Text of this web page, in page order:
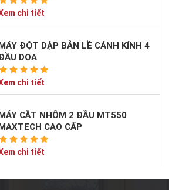
chi tiết
ĐỘT DẬP BẢN LỀ CÁNH KÍNH 4
DOA
chi tiết
CẮT NHÔM 2 ĐẦU MT550
CAO CẤP
chi tiết